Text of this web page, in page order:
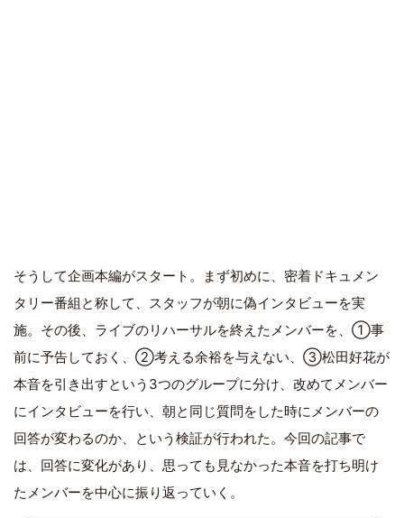
そうして企画本編がスタート。まず初めに、密着ドキュメン
タリー番組と称して、スタッフが朝に偽インタビューを実
施。その後、ライブのリハーサルを終えたメンバーを、①事
前に予告しておく、②考える余裕を与えない、③松田好花が
本音を引き出すという3つのグループに分け、改めてメンバー
にインタビューを行い、朝と同じ質問をした時にメンバーの
回答が変わるのか、という検証が行われた。今回の記事で
は、回答に変化があり、思っても見なかった本音を打ち明け
たメンバーを中心に振り返っていく。